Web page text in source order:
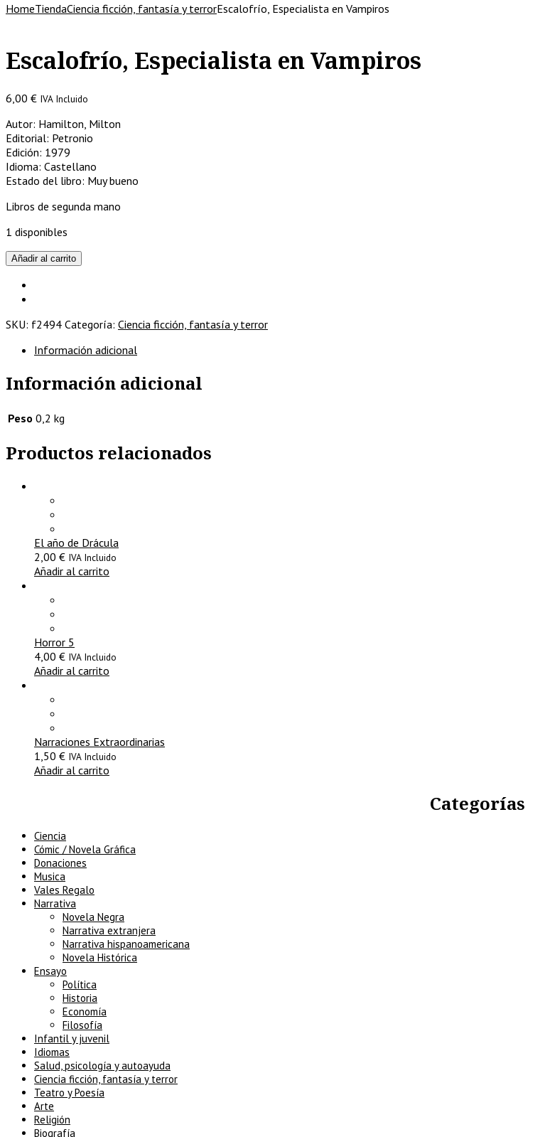
HomeTiendaCiencia ficción, fantasía y terrorEscalofrío, Especialista en Vampiros
Escalofrío, Especialista en Vampiros
6,00 € IVA Incluido
Autor: Hamilton, Milton
Editorial: Petronio
Edición: 1979
Idioma: Castellano
Estado del libro: Muy bueno
Libros de segunda mano
1 disponibles
Escalofrío,
Especialista
Vampiros
Añadir al carrito
SKU: f2494 Categoría: Ciencia ficción, fantasía y terror
Información adicional
Información adicional
Peso 0,2 kg
Productos relacionados
El año de Drácula
2,00 € IVA Incluido
Añadir al carrito
Horror 5
4,00 € IVA Incluido
Añadir al carrito
Narraciones Extraordinarias
1,50 € IVA Incluido
Añadir al carrito
Categorías
Ciencia
Cómic / Novela Gráfica
Donaciones
Musica
Vales Regalo
Narrativa
Novela Negra
Narrativa extranjera
Narrativa hispanoamericana
Novela Histórica
Ensayo
Política
Historia
Economía
Filosofía
Infantil y juvenil
Idiomas
Salud, psicología y autoayuda
Ciencia ficción, fantasía y terror
Teatro y Poesía
Arte
Religión
Biografía